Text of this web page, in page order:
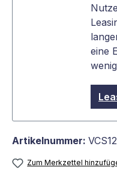
eine
Artikelnummer:
Zum Merkzettel